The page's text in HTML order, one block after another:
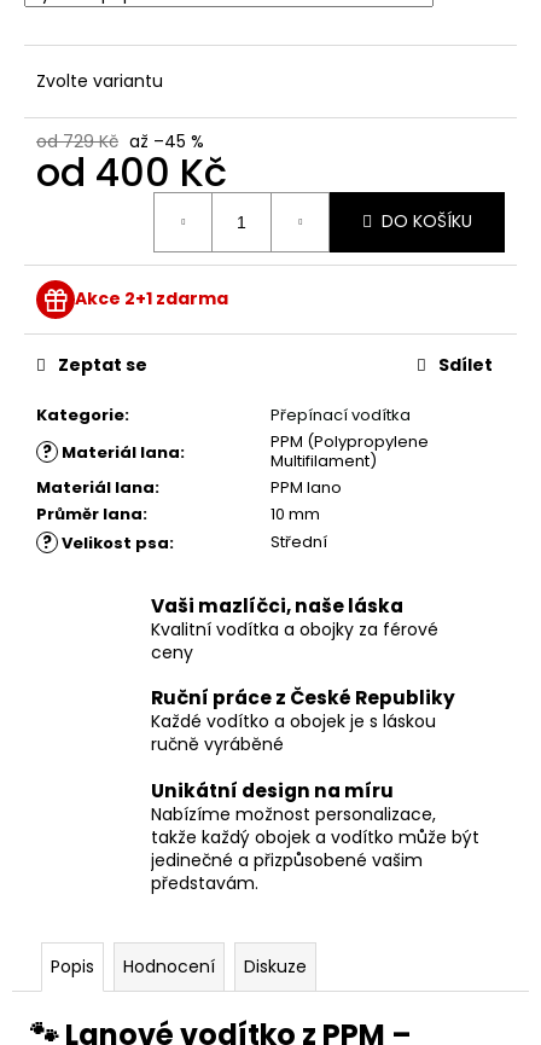
Zvolte variantu
od 729 Kč až –45 %
od 400 Kč
DO KOŠÍKU
Akce 2+1 zdarma
Kategorie: Přepínací vodítka
? Materiál lana:
PPM (Polypropylene
Multifilament)
Materiál lana:
PPM lano
Průměr lana: 10 mm
? Velikost psa: Střední
Zeptat se Sdílet
Vaši mazlíčci, naše láska
Kvalitní vodítka a obojky za férové
ceny
Ruční práce z České Republiky
Každé vodítko a obojek je s láskou
ručně vyráběné
Unikátní design na míru
Nabízíme možnost personalizace,
takže každý obojek a vodítko může být
jedinečné a přizpůsobené vašim
představám.
Popis Hodnocení Diskuze
🐾 Lanové vodítko z PPM –